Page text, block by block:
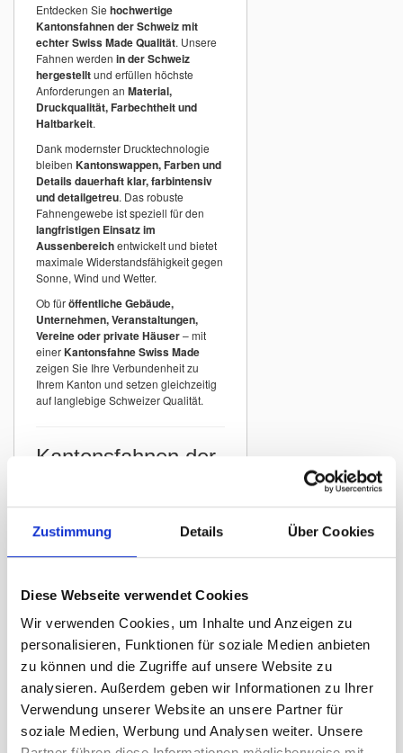
Zustimmung Details Über Cookies
Diese Webseite verwendet Cookies
Wir verwenden Cookies, um Inhalte und Anzeigen zu
personalisieren, Funktionen für soziale Medien anbieten
zu können und die Zugriffe auf unsere Website zu
analysieren. Außerdem geben wir Informationen zu Ihrer
Verwendung unserer Website an unsere Partner für
soziale Medien, Werbung und Analysen weiter. Unsere
Entdecken Sie hochwertige
Kantonsfahnen der Schweiz mit
echter Swiss Made Qualität. Unsere
Fahnen werden in der Schweiz
hergestelltund erfüllen höchste
Anforderungen an Material,
Druckqualität, Farbechtheit und
Haltbarkeit.
Dank modernster Drucktechnologie
bleiben Kantonswappen, Farben und
Details dauerhaft klar, farbintensiv
und detailgetreu. Das robuste
Fahnengewebe ist speziell für den
langfristigen Einsatz im
Aussenbereichentwickelt und bietet
maximale Widerstandsfähigkeit gegen
Sonne, Wind und Wetter.
Ob füröffentliche Gebäude,
Unternehmen, Veranstaltungen,
Vereine oder private Häuser– mit
einerKantonsfahne Swiss Made
zeigen Sie Ihre Verbundenheit zu
Ihrem Kanton und setzen gleichzeitig
auf langlebige Schweizer Qualität.
Kantonsfahnen der
In unserem Sortiment finden Sie
Kantonemit originalgetreuer
Darstellung der offiziellen Wappen.
Kantonsfahne Zürich
Kantonsfahne Bern
Kantonsfahne St. Gallen
Kantonsfahne Graubünden
Kantonsfahne Luzern
Kantonsfahne Thurgau